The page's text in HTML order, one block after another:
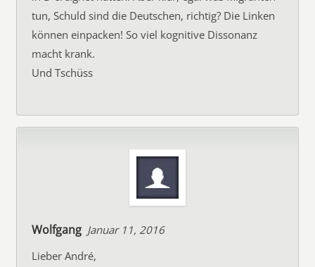
tun, Schuld sind die Deutschen, richtig? Die Linken
können einpacken! So viel kognitive Dissonanz
macht krank.
Und Tschüss
Wolfgang Januar 11, 2016
Lieber André,